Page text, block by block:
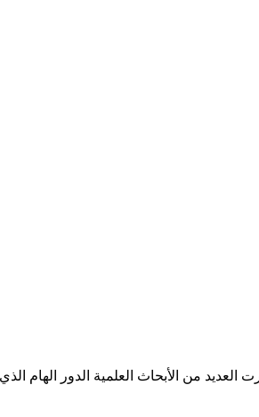
من الأبحاث العلمية الدور الهام